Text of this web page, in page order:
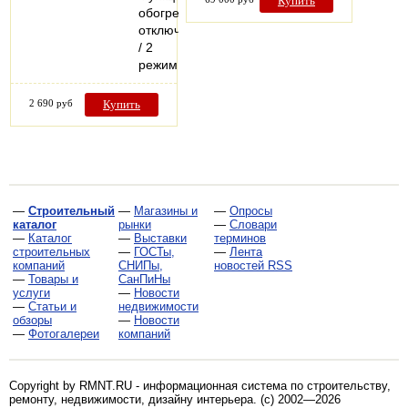
обогрева
отключена)
/ 2
режим…
2 690 руб Купить
— Строительный
каталог
— Каталог
строительных
компаний
— Товары и
услуги
— Статьи и
обзоры
— Фотогалереи
— Магазины и
рынки
— Выставки
— ГОСТы,
СНИПы,
СанПиНы
— Новости
недвижимости
— Новости
компаний
— Опросы
— Словари
терминов
— Лента
новостей RSS
Copyright by RMNT.RU - информационная система по строительству,
ремонту, недвижимости, дизайну интерьера. (c) 2002—2026